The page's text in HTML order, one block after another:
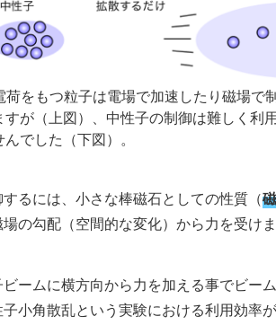
をもつ粒子は電場で加速したり磁場で
すが（上図）、中性子の制御は難しく利
んでした（下図）。
るには、小さな棒磁石としての性質（
の勾配（空間的な変化）から力を受けま
ームに横方向から力を加える事でビー
小角散乱という実験における利用効率